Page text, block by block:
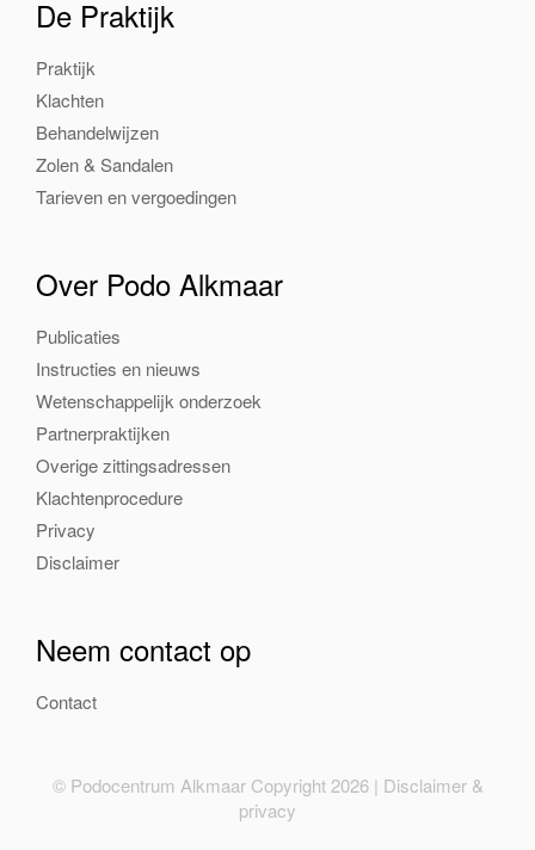
De Praktijk
Praktijk
Klachten
Behandelwijzen
Zolen & Sandalen
Tarieven en vergoedingen
Over Podo Alkmaar
Publicaties
Instructies en nieuws
Wetenschappelijk onderzoek
Partnerpraktijken
Overige zittingsadressen
Klachtenprocedure
Privacy
Disclaimer
Neem contact op
Contact
© Podocentrum Alkmaar Copyright 2026 | Disclaimer &
privacy